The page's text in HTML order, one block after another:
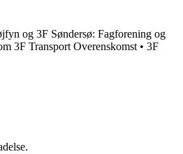
og 3F Søndersø: Fagforening og
3F Transport Overenskomst • 3F